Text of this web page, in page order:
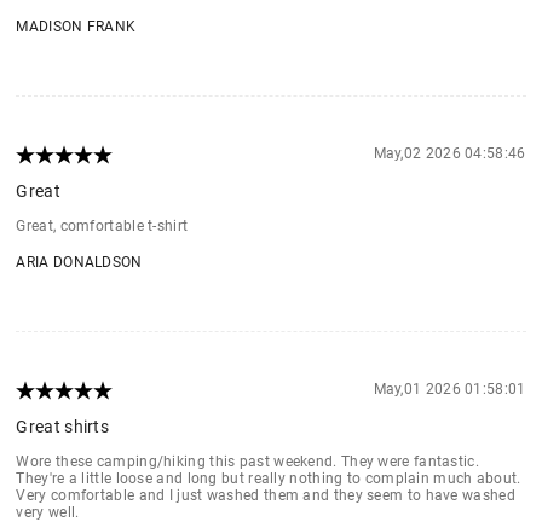
MADISON FRANK
May,02 2026 04:58:46
Great
Great, comfortable t-shirt
ARIA DONALDSON
May,01 2026 01:58:01
Great shirts
Wore these camping/hiking this past weekend. They were fantastic.
They're a little loose and long but really nothing to complain much about.
Very comfortable and I just washed them and they seem to have washed
very well.